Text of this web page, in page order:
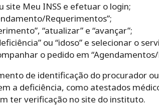
site Meu INSS e efetuar o login;
Requerimentos”;
“atualizar” e “avançar”;
ou “idoso” e selecionar o
o pedido em
de identificação do procurador
a deficiência, como atestados
ter verificação no site do instituto.